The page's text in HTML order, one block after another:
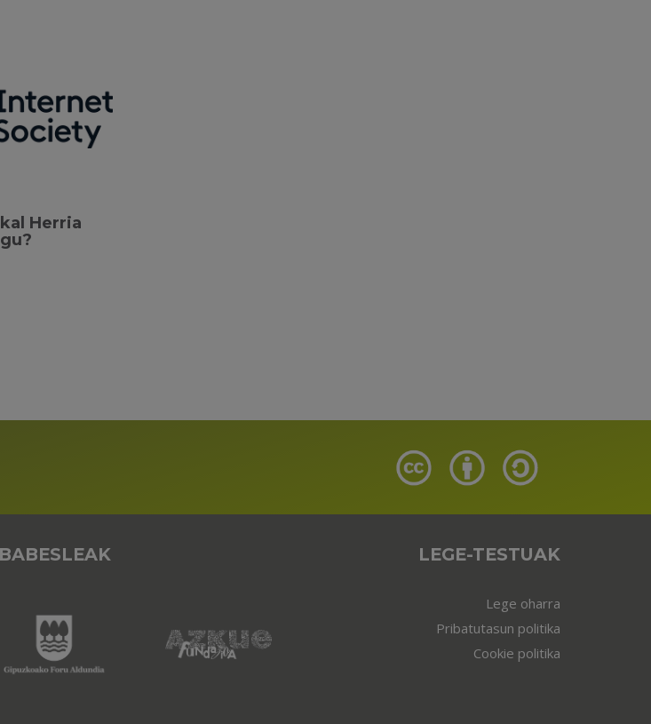
Herria
BABESLEAK LEGE-TESTUAK
Lege oharra
Pribatutasun politika
Cookie politika